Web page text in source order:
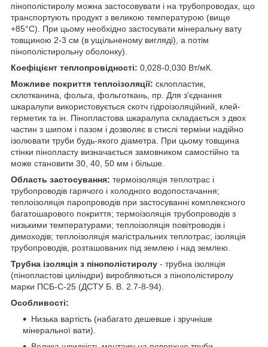
пінополістиролу можна застосовувати і на трубопроводах, що
транспортують продукт з великою температурою (вище
+85°С). При цьому необхідно застосувати мінеральну вату
товщиною 2-3 см (в ущільненому вигляді), а потім
пінополістирольну оболонку).
Коефіцієнт теплопровідності: 0,028-0,030 Вт/мК.
Можливе покриття теплоізоляції: склопластик,
склотканина, фольга, фольготкань, пр. Для з'єднання
шкаралупи використовується скотч гідроізоляційний, клей-
герметик та ін. Пінопластова шкаралупа складається з двох
частин з шипом і пазом і дозволяє в стислі терміни надійно
ізолювати труби будь-якого діаметра. При цьому товщина
стінки пінопласту визначається замовником самостійно та
може становити 30, 40, 50 мм і більше.
Область застосування: термоізоляція теплотрас і
трубопроводів гарячого і холодного водопостачання;
теплоізоляція паропроводів при застосуванні комплексного
багатошарового покриття; термоізоляція трубопроводів з
низькими температурами; теплоізоляція повітроводів і
димоходів; теплоізоляція магістральних теплотрас; ізоляція
трубопроводів, розташованих під землею і над землею.
Трубна ізоляція з пінополістиролу - трубна ізоляція
(пінопластові циліндри) виробляються з пінополістиролу
марки ПСБ-С-25 (ДСТУ Б. В. 2.7-8-94).
Особливості:
Низька вартість (набагато дешевше і зручніше
мінеральної вати).